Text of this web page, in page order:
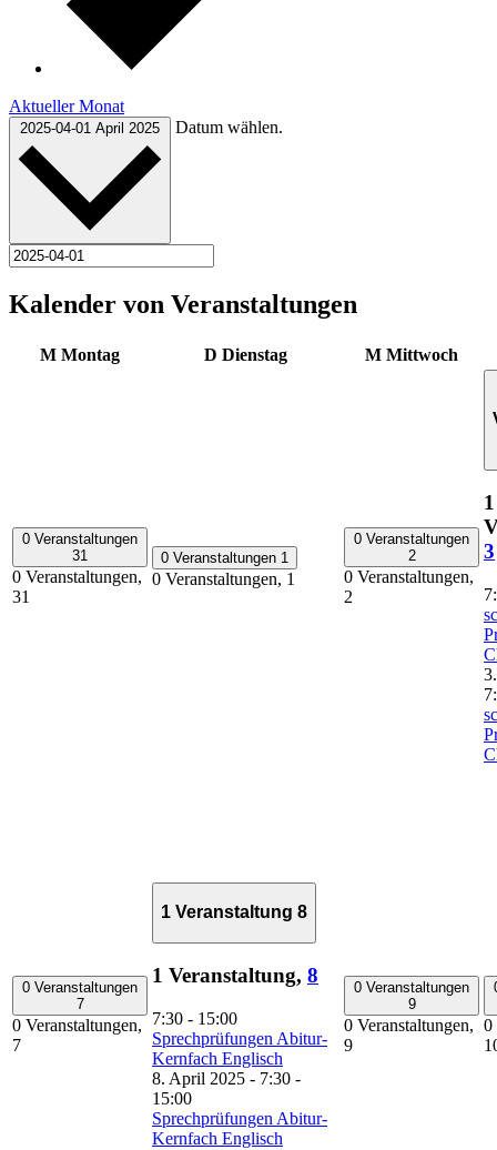
Aktueller Monat
2025-04-01 April 2025 Datum wählen.
Kalender von Veranstaltungen
M Montag D Dienstag M Mittwoch
0 Veranstaltungen
31
0 Veranstaltungen,
31
0 Veranstaltungen 1
0 Veranstaltungen, 1
0 Veranstaltungen
2
0 Veranstaltungen,
2
1
3
0 Veranstaltungen
7
0 Veranstaltungen,
7
1 Veranstaltung 8
1 Veranstaltung, 8
7:30 - 15:00
Sprechprüfungen Abitur-
Kernfach Englisch
8. April 2025 - 7:30 -
15:00
Sprechprüfungen Abitur-
Kernfach Englisch
0 Veranstaltungen
9
0 Veranstaltungen,
9
0